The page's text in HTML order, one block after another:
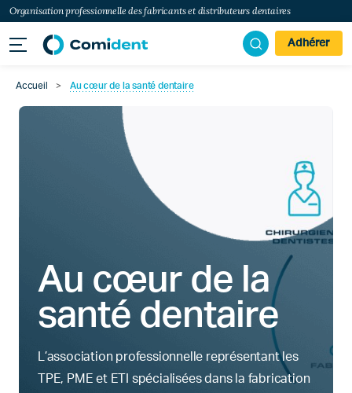
Organisation professionnelle des fabricants et distributeurs dentaires
Adhérer
Accueil > Au cœur de la santé dentaire
Au cœur de la
santé dentaire
L’association professionnelle représentant les
TPE, PME et ETI spécialisées dans la fabrication